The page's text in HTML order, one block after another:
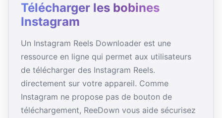
Télécharger les bobines
Instagram
Un Instagram Reels Downloader est une
ressource en ligne qui permet aux utilisateurs
de télécharger des Instagram Reels.
directement sur votre appareil. Comme
Instagram ne propose pas de bouton de
téléchargement, ReeDown vous aide sécurisez